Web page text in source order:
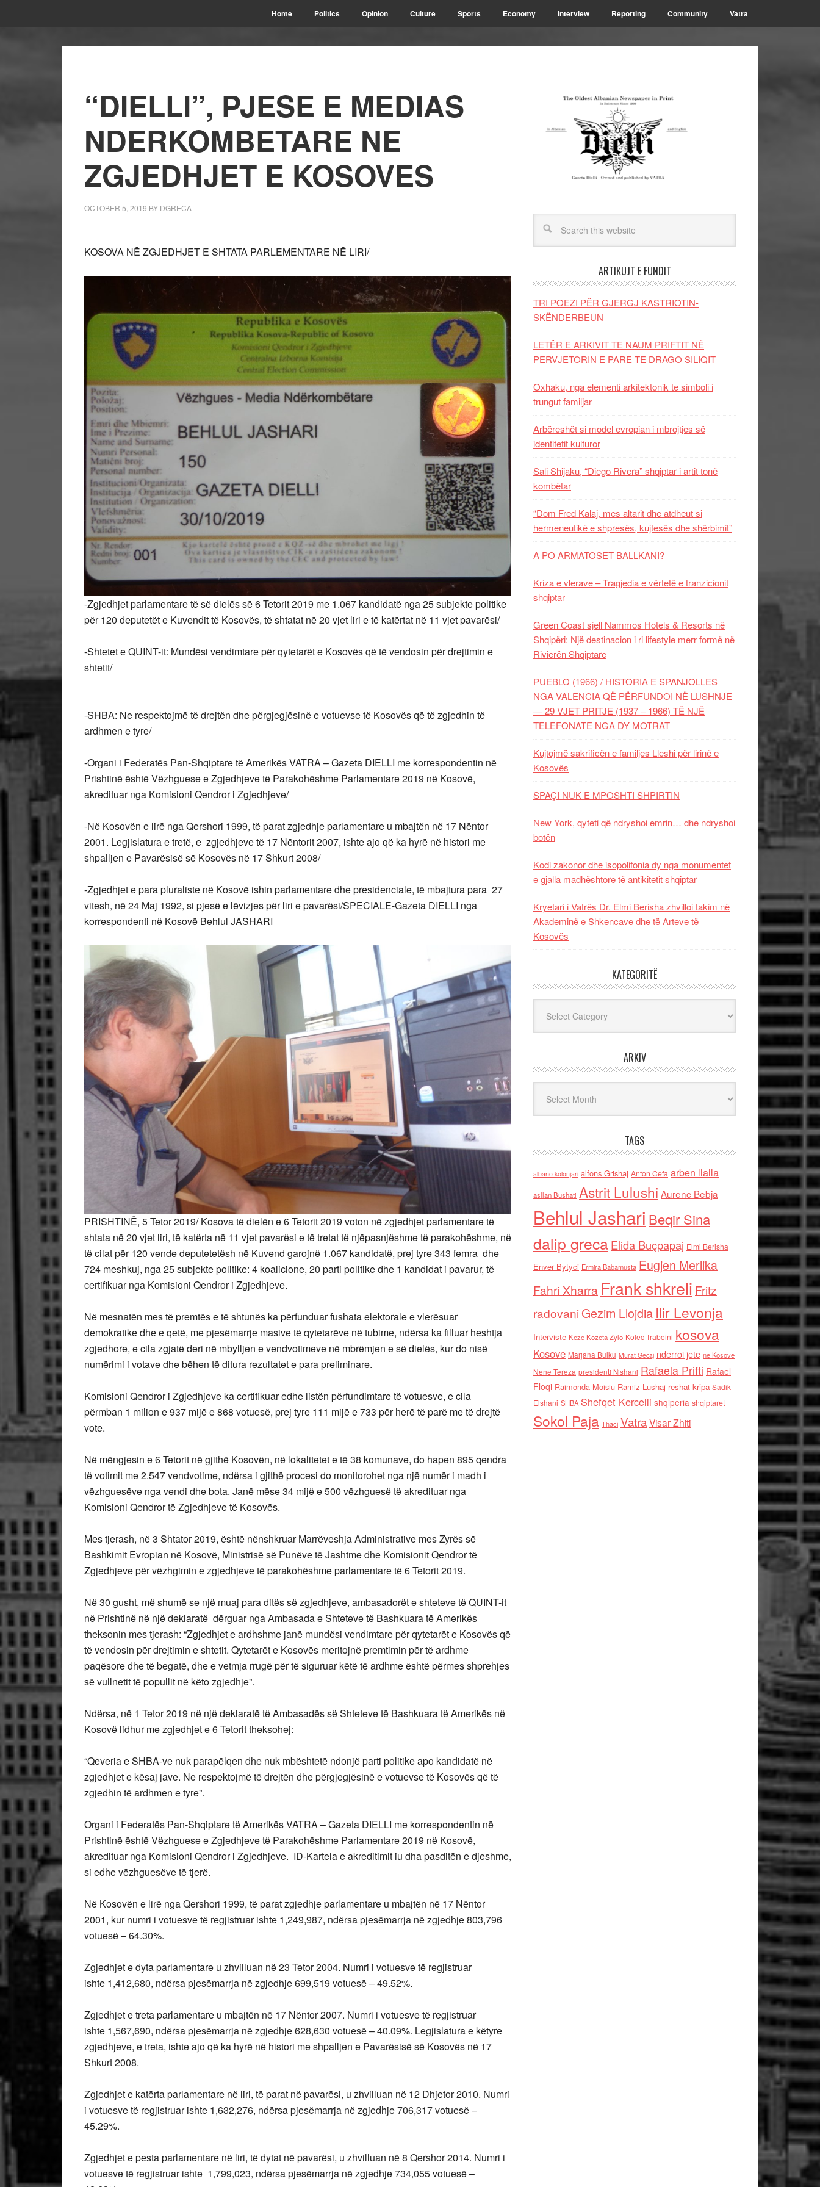
Home Politics Opinion Culture Sports Economy Interview Reporting Community Vatra
“DIELLI”, PJESE E MEDIAS
NDERKOMBETARE NE
ZGJEDHJET E KOSOVES
OCTOBER 5, 2019 BY DGRECA
KOSOVA NË ZGJEDHJET E SHTATA PARLEMENTARE NË LIRI/
-Zgjedhjet parlamentare të së dielës së 6 Tetorit 2019 me 1.067 kandidatë nga 25 subjekte politike
për 120 deputetët e Kuvendit të Kosovës, të shtatat në 20 vjet liri e të katërtat në 11 vjet pavarësi/
-Shtetet e QUINT-it: Mundësi vendimtare për qytetarët e Kosovës që të vendosin për drejtimin e
shtetit/
-SHBA: Ne respektojmë të drejtën dhe përgjegjësinë e votuevse të Kosovës që të zgjedhin të
ardhmen e tyre/
-Organi i Federatës Pan-Shqiptare të Amerikës VATRA – Gazeta DIELLI me korrespondentin në
Prishtinë është Vëzhguese e Zgjedhjeve të Parakohëshme Parlamentare 2019 në Kosovë,
akredituar nga Komisioni Qendror i Zgjedhjeve/
-Në Kosovën e lirë nga Qershori 1999, të parat zgjedhje parlamentare u mbajtën në 17 Nëntor
2001. Legjislatura e tretë, e zgjedhjeve të 17 Nëntorit 2007, ishte ajo që ka hyrë në histori me
shpalljen e Pavarësisë së Kosovës në 17 Shkurt 2008/
-Zgjedhjet e para pluraliste në Kosovë ishin parlamentare dhe presidenciale, të mbajtura para 27
vitesh, në 24 Maj 1992, si pjesë e lëvizjes për liri e pavarësi/SPECIALE-Gazeta DIELLI nga
korrespondenti në Kosovë Behlul JASHARI
PRISHTINË, 5 Tetor 2019/ Kosova të dielën e 6 Tetorit 2019 voton në zgjedhjet parlamentare të
shtata në 20 vjet liri, të katërta në 11 vjet pavarësi e të tretat të njëpasnjëshme të parakohëshme, në
të cilat për 120 vende deputetetësh në Kuvend garojnë 1.067 kandidatë, prej tyre 343 femra dhe
724 meshkuj, nga 25 subjekte politike: 4 koalicione, 20 parti politike dhe 1 kandidat i pavarur, të
certifikuar nga Komisioni Qendror i Zgjedhjeve.
Në mesnatën mes të premtës e të shtunës ka përfunduar fushata elektorale e vlerësuar
demokratike dhe e qetë, me pjesëmarrje masive të qytetarëve në tubime, ndërsa ka filluar heshtja
zgjedhore, e cila zgjatë deri në mbylljen e vendvotimeve në mbrëmjen e së dielës, kur do nisë
numërimi i votave dhe bëhen të ditura rezultatet e para preliminare.
Komisioni Qendror i Zgjedhjeve ka certifikuar edhe listën përfundimtare të votuesve, e cila
përmban 1 milion e 937 mijë e 868 votuesë, prej tyre 111 mijë e 733 për herë të parë me të drejtë
vote.
Në mëngjesin e 6 Tetorit në gjithë Kosovën, në lokalitetet e të 38 komunave, do hapen 895 qendra
të votimit me 2.547 vendvotime, ndërsa i gjithë procesi do monitorohet nga një numër i madh i
vëzhguesëve nga vendi dhe bota. Janë mëse 34 mijë e 500 vëzhguesë të akredituar nga
Komisioni Qendror të Zgjedhjeve të Kosovës.
Mes tjerash, në 3 Shtator 2019, është nënshkruar Marrëveshja Administrative mes Zyrës së
Bashkimit Evropian në Kosovë, Ministrisë së Punëve të Jashtme dhe Komisionit Qendror të
Zgjedhjeve për vëzhgimin e zgjedhjeve të parakohëshme parlamentare të 6 Tetorit 2019.
Në 30 gusht, më shumë se një muaj para ditës së zgjedhjeve, ambasadorët e shteteve të QUINT-it
në Prishtinë në një deklaratë dërguar nga Ambasada e Shteteve të Bashkuara të Amerikës
theksonin mes tjerash: “Zgjedhjet e ardhshme janë mundësi vendimtare për qytetarët e Kosovës që
të vendosin për drejtimin e shtetit. Qytetarët e Kosovës meritojnë premtimin për të ardhme
paqësore dhe të begatë, dhe e vetmja rrugë për të siguruar këtë të ardhme është përmes shprehjes
së vullnetit të popullit në këto zgjedhje”.
Ndërsa, në 1 Tetor 2019 në një deklaratë të Ambasadës së Shteteve të Bashkuara të Amerikës në
Kosovë lidhur me zgjedhjet e 6 Tetorit theksohej:
“Qeveria e SHBA-ve nuk parapëlqen dhe nuk mbështetë ndonjë parti politike apo kandidatë në
zgjedhjet e kësaj jave. Ne respektojmë të drejtën dhe përgjegjësinë e votuevse të Kosovës që të
zgjedhin të ardhmen e tyre”.
Organi i Federatës Pan-Shqiptare të Amerikës VATRA – Gazeta DIELLI me korrespondentin në
Prishtinë është Vëzhguese e Zgjedhjeve të Parakohëshme Parlamentare 2019 në Kosovë,
akredituar nga Komisioni Qendror i Zgjedhjeve. ID-Kartela e akreditimit iu dha pasditën e djeshme,
si edhe vëzhguesëve të tjerë.
Në Kosovën e lirë nga Qershori 1999, të parat zgjedhje parlamentare u mbajtën në 17 Nëntor
2001, kur numri i votuesve të regjistruar ishte 1,249,987, ndërsa pjesëmarrja në zgjedhje 803,796
votuesë – 64.30%.
Zgjedhjet e dyta parlamentare u zhvilluan në 23 Tetor 2004. Numri i votuesve të regjistruar
ishte 1,412,680, ndërsa pjesëmarrja në zgjedhje 699,519 votuesë – 49.52%.
Zgjedhjet e treta parlamentare u mbajtën në 17 Nëntor 2007. Numri i votuesve të regjistruar
ishte 1,567,690, ndërsa pjesëmarrja në zgjedhje 628,630 votuesë – 40.09%. Legjislatura e këtyre
zgjedhjeve, e treta, ishte ajo që ka hyrë në histori me shpalljen e Pavarësisë së Kosovës në 17
Shkurt 2008.
Zgjedhjet e katërta parlamentare në liri, të parat në pavarësi, u zhvilluan në 12 Dhjetor 2010. Numri
i votuesve të regjistruar ishte 1,632,276, ndërsa pjesëmarrja në zgjedhje 706,317 votuesë –
45.29%.
Zgjedhjet e pesta parlamentare në liri, të dytat në pavarësi, u zhvilluan në 8 Qershor 2014. Numri i
votuesve të regjistruar ishte 1,799,023, ndërsa pjesëmarrja në zgjedhje 734,055 votuesë –
ARTIKUJT E FUNDIT
TRI POEZI PËR GJERGJ KASTRIOTIN-
SKËNDERBEUN
LETËR E ARKIVIT TE NAUM PRIFTIT NË
PERVJETORIN E PARE TE DRAGO SILIQIT
Oxhaku, nga elementi arkitektonik te simboli i
trungut familjar
Arbëreshët si model evropian i mbrojtjes së
identitetit kulturor
Sali Shijaku, “Diego Rivera” shqiptar i artit tonë
kombëtar
“Dom Fred Kalaj, mes altarit dhe atdheut si
hermeneutikë e shpresës, kujtesës dhe shërbimit”
A PO ARMATOSET BALLKANI?
Kriza e vlerave – Tragjedia e vërtetë e tranzicionit
shqiptar
Green Coast sjell Nammos Hotels & Resorts në
Shqipëri: Një destinacion i ri lifestyle merr formë në
Rivierën Shqiptare
PUEBLO (1966) / HISTORIA E SPANJOLLES
NGA VALENCIA QË PËRFUNDOI NË LUSHNJE
— 29 VJET PRITJE (1937 – 1966) TË NJË
TELEFONATE NGA DY MOTRAT
Kujtojmë sakrificën e familjes Lleshi për lirinë e
Kosovës
SPAÇI NUK E MPOSHTI SHPIRTIN
New York, qyteti që ndryshoi emrin… dhe ndryshoi
botën
Kodi zakonor dhe isopolifonia dy nga monumentet
e gjalla madhështore të antikitetit shqiptar
Kryetari i Vatrës Dr. Elmi Berisha zhvilloi takim në
Akademinë e Shkencave dhe të Arteve të
Kosovës
KATEGORITË
ARKIV
TAGS
albano kolonjari alfons Grishaj Anton Cefa arben llalla
asllan Bushati Astrit Lulushi Aurenc Bebja
Behlul Jashari Beqir Sina
dalip grecaElida Buçpapaj Elmi Berisha
Enver Bytyci Ermira Babamusta Eugjen Merlika
Fahri Xharra Frank shkreli Fritz
radovaniGezim Llojdia Ilir Levonja
Interviste Keze Kozeta Zylo Kolec Traboini kosova
Kosove Marjana Bulku Murat Gecaj nderroi jete ne Kosove
Nene Tereza presidenti Nishani Rafaela Prifti Rafael
Floqi Raimonda Moisiu Ramiz Lushaj reshat kripa Sadik
Elshani SHBA Shefqet Kercelli shqiperia shqiptaret
Sokol Paja Thaci VatraVisar Zhiti